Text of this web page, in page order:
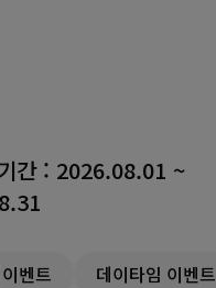
간 : 2026.08.01 ~
벤트 데이타임 이벤트